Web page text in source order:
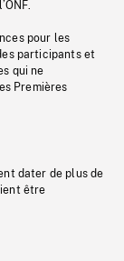
pour les
participants et
qui ne
Premières
dater de plus de
être